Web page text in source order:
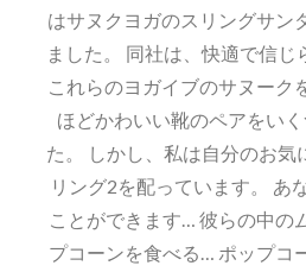
はサヌクヨガのスリングサン
ました。 同社は、快適で信
これらのヨガイブのサヌーク
ほどかわいい靴のペアをい
た。 しかし、私は自分のお気
リング2を配っています。 あ
ことができます… 彼らの中の
プコーンを食べる… ポップコ